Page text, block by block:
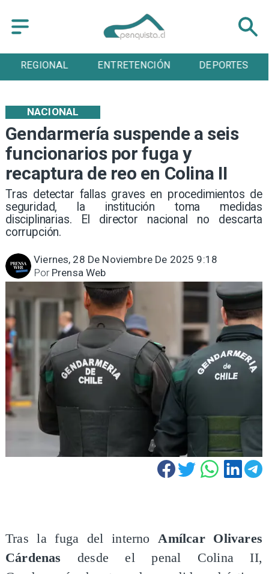
ENTRETENCIÓN DEPORTES CULTURA
Gendarmería suspende a seis
funcionarios por fuga y
recaptura de reo en Colina II
Tras detectar fallas graves en procedimientos de
seguridad, la institución toma medidas
disciplinarias. El director nacional no descarta
corrupción.
NACIONAL
Viernes, 28 De Noviembre De 2025 9:18
Prensa Web
Por
Tras la fuga del internoAmílcar Olivares
Cárdenas desde el penal Colina II,